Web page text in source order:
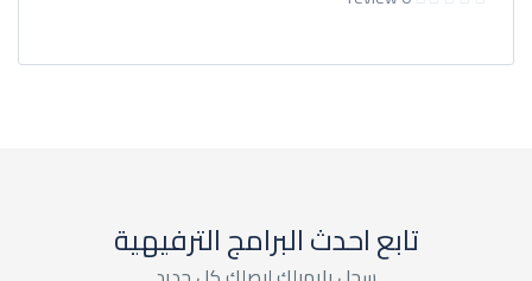
تابع احدث البرامج الترفيهية